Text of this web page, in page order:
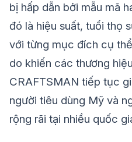
bị hấp dẫn bởi mẫu mã
đó là hiệu suất, tuổi thọ
với từng mục đích cụ
do khiến các thương
CRAFTSMAN tiếp tục
người tiêu dùng Mỹ và
rộng rãi tại nhiều quốc